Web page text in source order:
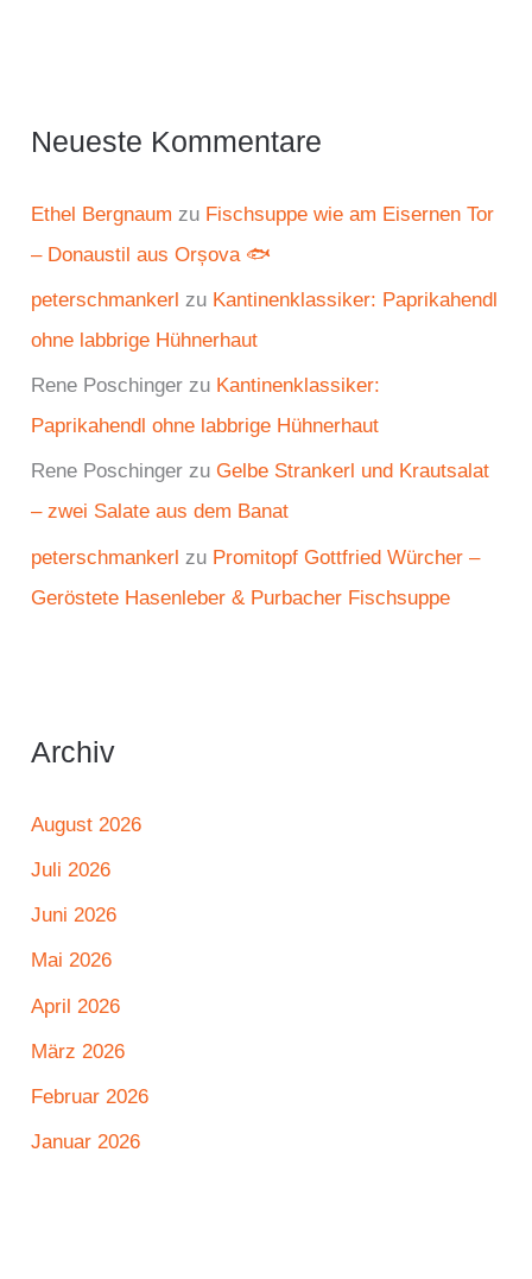
Neueste Kommentare
Ethel Bergnaum zu Fischsuppe wie am Eisernen Tor
– Donaustil aus Orșova 🐟
peterschmankerl zu Kantinenklassiker: Paprikahendl
ohne labbrige Hühnerhaut
Rene Poschinger zu Kantinenklassiker:
Paprikahendl ohne labbrige Hühnerhaut
Rene Poschinger zuGelbe Strankerl und Krautsalat
– zwei Salate aus dem Banat
peterschmankerl zu Promitopf Gottfried Würcher –
Geröstete Hasenleber & Purbacher Fischsuppe
Archiv
August 2026
Juli 2026
Juni 2026
Mai 2026
April 2026
März 2026
Februar 2026
Januar 2026